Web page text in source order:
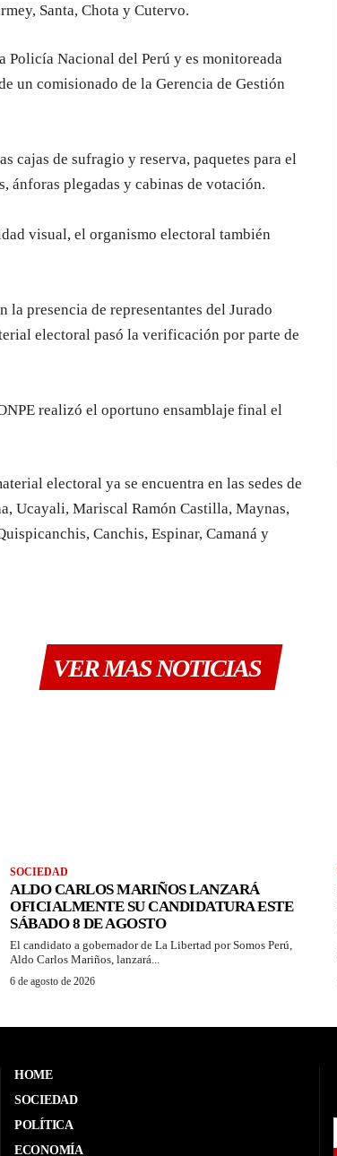
Santa, Chota y Cutervo.
Policía Nacional del Perú y es monitoreada
un comisionado de la Gerencia de Gestión
cajas de sufragio y reserva, paquetes para el
ánforas plegadas y cabinas de votación.
visual, el organismo electoral también
la presencia de representantes del Jurado
electoral pasó la verificación por parte de
realizó el oportuno ensamblaje final el
electoral ya se encuentra en las sedes de
Ucayali, Mariscal Ramón Castilla, Maynas,
Canchis, Espinar, Camaná y
VER MAS NOTICIAS
SOCIEDAD
ALDO CARLOS MARIÑOS LANZARÁ
OFICIALMENTE SU CANDIDATURA ESTE
SÁBADO 8 DE AGOSTO
El candidato a gobernador de La Libertad por Somos Perú,
Aldo Carlos Mariños, lanzará...
6 de agosto de 2026
HOME
SOCIEDAD
POLÍTICA
ECONOMÍA